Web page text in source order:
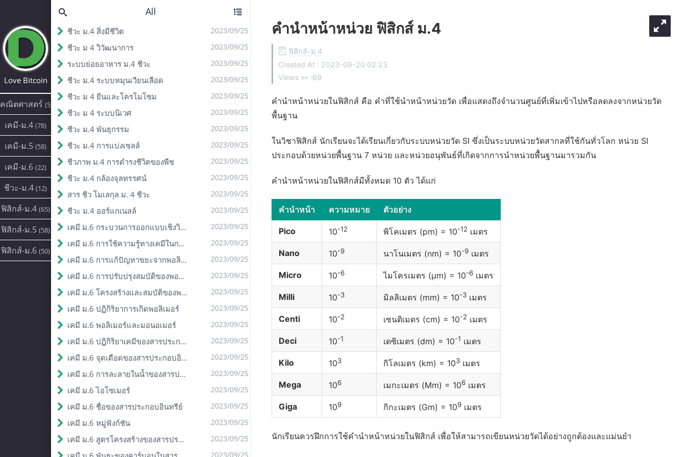
Love Bitcoin
คณิตศาสตร์ (5)
เคมี-ม.4 (78)
เคมี-ม.5 (58)
เคมี-ม.6 (22)
ชีวะ-ม.4 (12)
ฟิสิกส์-ม.4 (65)
ฟิสิกส์-ม.5 (58)
ฟิสิกส์-ม.6 (50)
All
ชีวะ ม.4 สิ่งมีชีวิต 2023/09/25
ชีวะ ม 4 วิวัฒนาการ 2023/09/25
ระบบย่อยอาหาร ม.4 ชีวะ 2023/09/25
ชีวะ ม.4 ระบบหมุนเวียนเลือด 2023/09/25
ชีวะ ม 4 ยีนและโครโมโซม 2023/09/25
ชีวะ ม 4 ระบบนิเวศ 2023/09/25
ชีวะ ม.4 พันธุกรรม 2023/09/25
ชีวะ ม.4 การแบ่งเซลล์ 2023/09/25
ชีวภาพ ม.4 การดํารงชีวิตของพืช 2023/09/25
ชีวะ ม.4 กล้องจุลทรรศน์ 2023/09/25
สาร ชีว โมเลกุล ม. 4 ชีวะ 2023/09/25
ชีวะ ม.4 ออร์แกเนลล์ 2023/09/25
เคมี ม.6 กระบวนการออกแบบเชิงวิศวกรรม 2023/09/25
เคมี ม.6 การใช้ความรู้ทางเคมีในการแก้ปัญหา 2023/09/25
เคมี ม.6 การแก้ปัญหาขยะจากพอลิเมอร์ 2023/09/25
เคมี ม.6 การปรับปรุงสมบัติของพอลิเมอร์ 2023/09/25
เคมี ม.6 โครงสร้างและสมบัติของพอลิเมอร์ 2023/09/25
เคมี ม.6 ปฏิกิริยาการเกิดพอลิเมอร์ 2023/09/25
เคมี ม.6 พอลิเมอร์และมอนอเมอร์ 2023/09/25
เคมี ม.6 ปฏิกิริยาเคมีของสารประกอบอินทรีย์ 2023/09/25
เคมี ม.6 จุดเดือดของสารประกอบอินทรีย์ 2023/09/25
เคมี ม.6 การละลายในน้ำของสารประกอบอินทรีย์ 2023/09/25
เคมี ม.6 ไอโซเมอร์ 2023/09/25
เคมี ม.6 ชื่อของสารประกอบอินทรีย์ 2023/09/25
เคมี ม.6 หมู่ฟังก์ชัน 2023/09/25
เคมี ม.6 สูตรโครงสร้างของสารประกอบอินทรีย์ 2023/09/25
2023/09/25
<
คํานําหน้าหน่วย ฟิสิกส์ ม.4
ฟิสิกส์-ม.4
Created At : 2023-09-20 02:23
Views 👀 :69
คำนำหน้าหน่วยในฟิสิกส์ คือ คำที่ใช้นำหน้าหน่วยวัด เพื่อแสดงถึงจำนวนศูนย์ที่เพิ่มเข้าไปหรือลดลงจากหน่วยวัด
พื้นฐาน
ในวิชาฟิสิกส์ นักเรียนจะได้เรียนเกี่ยวกับระบบหน่วยวัด SI ซึ่งเป็นระบบหน่วยวัดสากลที่ใช้กันทั่วโลก หน่วย SI
ประกอบด้วยหน่วยพื้นฐาน 7 หน่วย และหน่วยอนุพันธ์ที่เกิดจากการนำหน่วยพื้นฐานมารวมกัน
คำนำหน้าหน่วยในฟิสิกส์มีทั้งหมด 10 ตัว ได้แก่
คำนำหน้า ความหมาย ตัวอย่าง
Pico 10-12 พิโคเมตร (pm) = 10-12 เมตร
Nano 10-9 นาโนเมตร (nm) = 10-9 เมตร
Micro 10-6 ไมโครเมตร (µm) = 10-6 เมตร
Milli 10-3 มิลลิเมตร (mm) = 10-3 เมตร
Centi 10-2 เซนติเมตร (cm) = 10-2 เมตร
Deci 10-1 เดซิเมตร (dm) = 10-1 เมตร
Kilo 103 กิโลเมตร (km) = 103 เมตร
Mega 106 เมกะเมตร (Mm) = 106 เมตร
Giga 109 กิกะเมตร (Gm) = 109 เมตร
นักเรียนควรฝึกการใช้คำนำหน้าหน่วยในฟิสิกส์ เพื่อให้สามารถเขียนหน่วยวัดได้อย่างถูกต้องและแม่นยำ